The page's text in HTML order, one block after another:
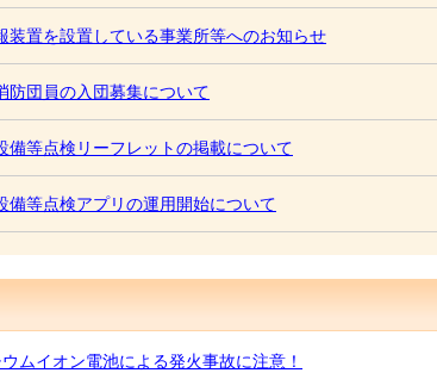
装置を設置している事業所等へのお知らせ
防団員の入団募集について
備等点検リーフレットの掲載について
備等点検アプリの運用開始について
ウムイオン電池による発火事故に注意！